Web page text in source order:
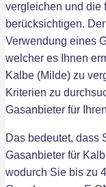
vergleichen und die
berücksichtigen.
Verwendung eines
welcher es Ihnen
Kalbe (Milde) zu
Kriterien zu
Gasanbieter für
Das bedeutet, dass
Gasanbieter für
wodurch Sie bis zu